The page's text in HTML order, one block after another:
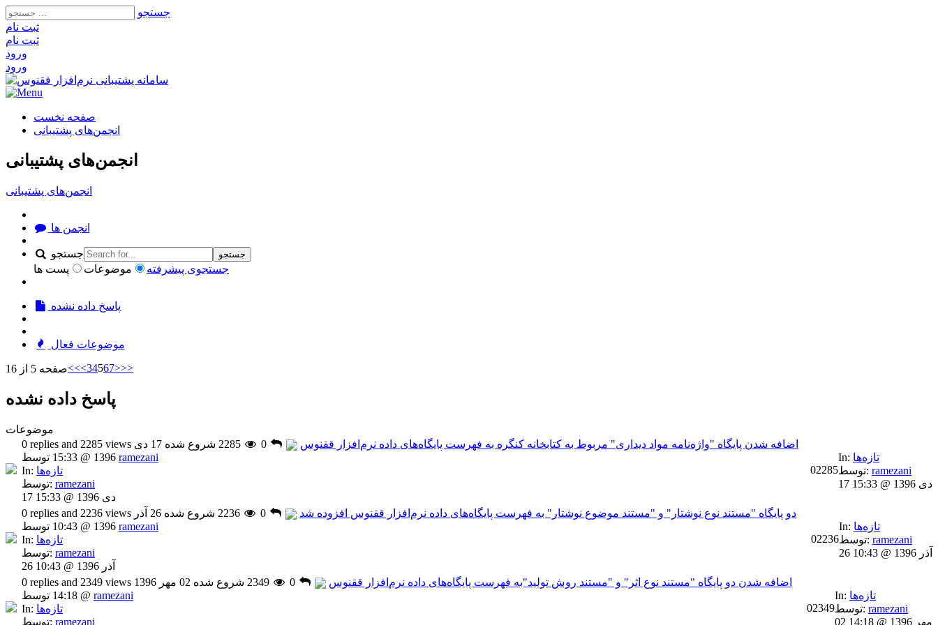
جستجو
ثبت‌ نام
ثبت‌ نام
ورود
ورود
صفحه نخست
انجمن‌های پشتیبانی
انجمن‌های پشتیبانی
انجمن‌های پشتیبانی
انجمن ها
جستجو جستجو
جستجوی پیشرفته موضوعات پست ها
پاسخ داده نشده
موضوعات فعال
صفحه 5 از 16<<<34567>>>
پاسخ داده نشده
موضوعات
0 replies and 2285 views
اضافه شدن پایگاه "واژه‌نامه مواد دیداری" مربوط به کتابخانه کنگره به فهرست پایگاه‌های داده نرم‌افزار ققنوس 0
شروع شده 17 دی
ramezani
In: تازه‌ها
توسط: ramezani
17 دی 1396 @ 15:33
02285
In: تازه‌ها
توسط: ramezani
17 دی 1396 @ 15:33
0 replies and 2236 views دو پایگاه "مستند نوع نوشتار" و "مستند موضوع نوشتار" به فهرست پایگاه‌های داده نرم‌افزار ققنوس افزوده شد 0
شروع شده 26 آذر
ramezani
In: تازه‌ها
توسط: ramezani
26 آذر 1396 @ 10:43
02236
In: تازه‌ها
توسط: ramezani
26 آذر 1396 @ 10:43
0 replies and 2349 views اضافه شدن دو پایگاه "مستند نوع اثر" و "مستند روش تولید"به فهرست پایگاه‌های داده نرم‌افزار ققنوس 0
شروع شده 02 مهر 1396
ramezani
In: تازه‌ها
توسط: ramezani
02349
In: تازه‌ها
توسط: ramezani
02 مهر 1396 @ 14:18